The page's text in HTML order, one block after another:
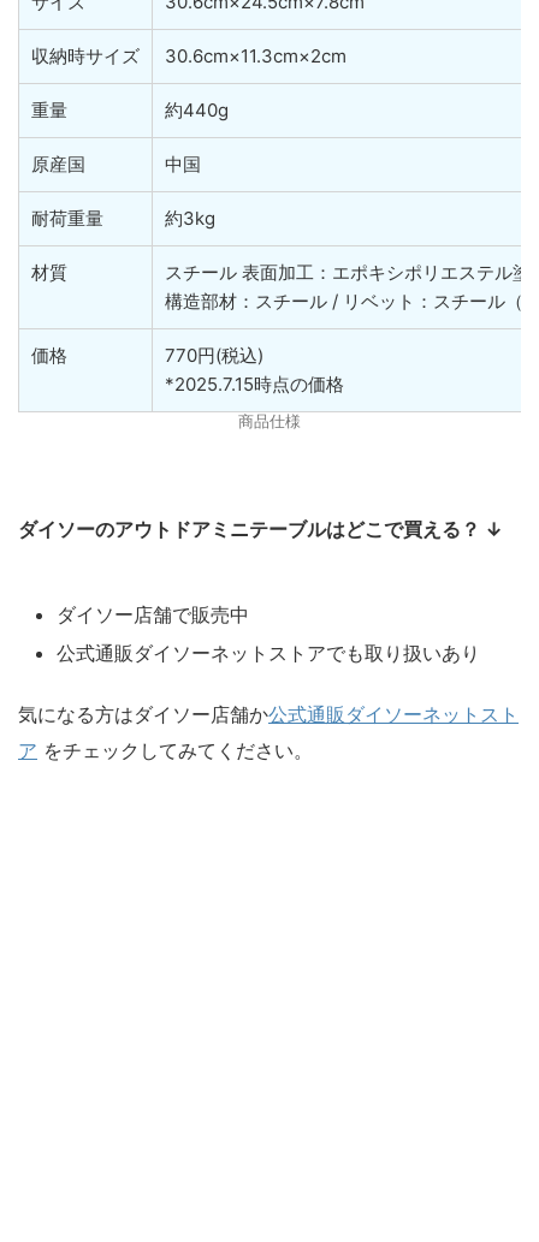
収納時サイズ 30.6cm×11.3cm×2cm
重量 約440g
原産国 中国
耐荷重量 約3kg
材質
スチール 表面加工：エポキシポリエステル塗
構造部材：スチール / リベット：スチール（
価格
770円(税込)
*2025.7.15時点の価格
商品仕様
ダイソーのアウトドアミニテーブルはどこで買える？ ↓
ダイソー店舗で販売中
公式通販ダイソーネットストアでも取り扱いあり
気になる方はダイソー店舗か公式通販ダイソーネットスト
ア をチェックしてみてください。